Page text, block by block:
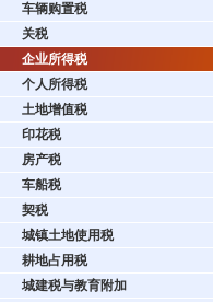
车辆购置税
关税
企业所得税
个人所得税
土地增值税
印花税
房产税
车船税
契税
城镇土地使用税
耕地占用税
城建税与教育附加